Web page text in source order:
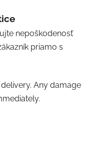
nepoškodenosť
priamo s
Any damage